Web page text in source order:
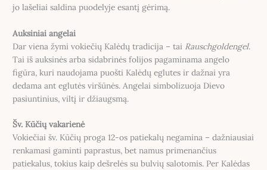
jo lašeliai saldina puodelyje esantį gėrimą.
Auksiniai angelai
Dar viena žymi vokiečių Kalėdų tradicija – tai Rauschgoldengel.
Tai iš auksinės arba sidabrinės folijos pagaminama angelo
figūra, kuri naudojama puošti Kalėdų eglutes ir dažnai yra
dedama ant eglutės viršūnės. Angelai simbolizuoja Dievo
pasiuntinius, viltį ir džiaugsmą.
Šv. Kūčių vakarienė
Vokiečiai šv. Kūčių proga 12-os patiekalų negamina – dažniausiai
renkamasi gaminti paprastus, bet namus primenančius
patiekalus, tokius kaip dešrelės su bulvių salotomis. Per Kalėdas